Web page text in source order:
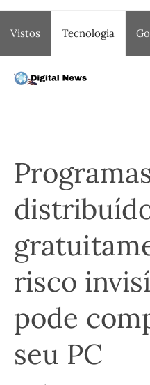
para
o
conteúdo
Vistos Tecnologia
risco
pode
seu PC